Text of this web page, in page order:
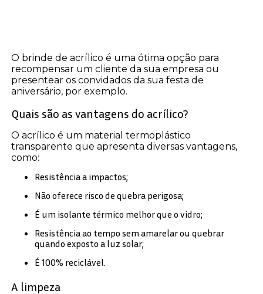
O brinde de acrílico é uma ótima opção para
recompensar um cliente da sua empresa ou
presentear os convidados da sua festa de
aniversário, por exemplo.
Quais são as vantagens do acrílico?
O acrílico é um material termoplástico
transparente que apresenta diversas vantagens,
como:
Resistência a impactos;
Não oferece risco de quebra perigosa;
É um isolante térmico melhor que o vidro;
Resistência ao tempo sem amarelar ou quebrar
quando exposto a luz solar;
É 100% reciclável.
A limpeza